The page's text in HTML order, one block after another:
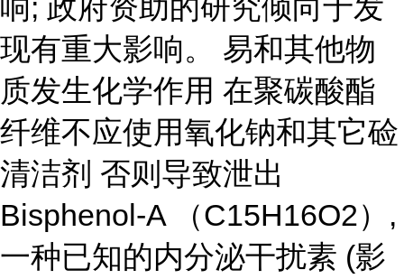
响; 政府资助的研究倾向于发
现有重大影响。 易和其他物
质发生化学作用 在聚碳酸酯
纤维不应使用氧化钠和其它硷
清洁剂 否则导致泄出
Bisphenol-A （C15H16O2）,
一种已知的内分泌干扰素 (影